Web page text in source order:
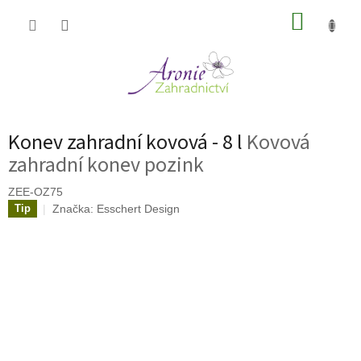
Konev zahradní kovová - 8 l Kovová
zahradní konev pozink
ZEE-OZ75
Tip Značka: Esschert Design